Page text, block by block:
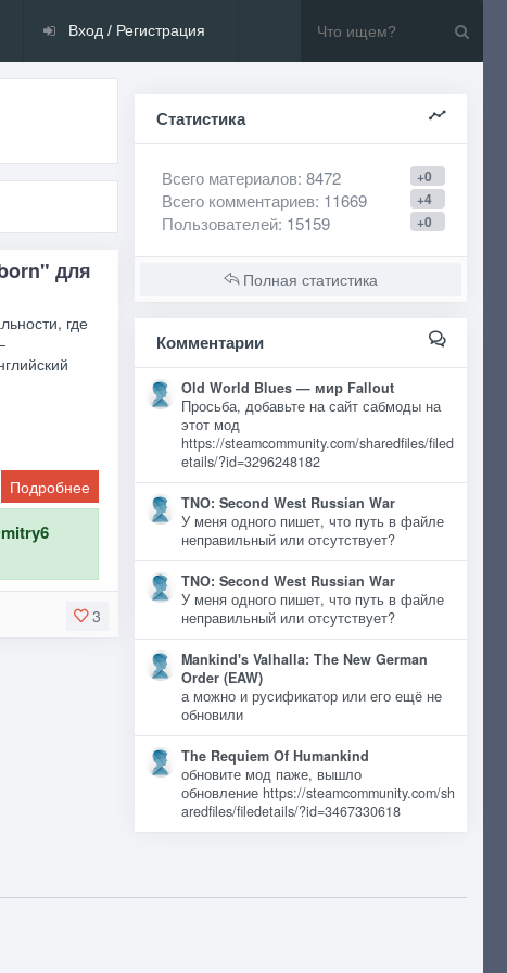
Вход / Регистрация
для
где
Подробнее
3
Статистика
+0
Всего материалов: 8472
+4
Всего комментариев: 11669
+0
Пользователей: 15159
Полная статистика
Комментарии
Old World Blues — мир Fallout
Просьба, добавьте на сайт сабмоды на
этот мод
https://steamcommunity.com/sharedfiles/filed
etails/?id=3296248182
TNO: Second West Russian War
У меня одного пишет, что путь в файле
неправильный или отсутствует?
TNO: Second West Russian War
У меня одного пишет, что путь в файле
неправильный или отсутствует?
Mankind's Valhalla: The New German
Order (EAW)
а можно и русификатор или его ещё не
обновили
The Requiem Of Humankind
обновите мод паже, вышло
обновление https://steamcommunity.com/sh
aredfiles/filedetails/?id=3467330618